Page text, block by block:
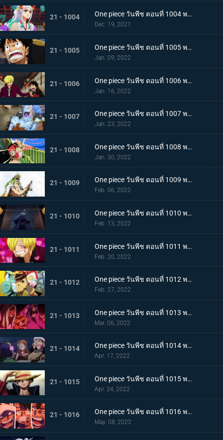
21 - 1004 One piece วันพีช ตอนที่ 1004 พากย์ไทย ท่าที่รับสืบทอดมา ระเบิดท่าเพลงดาบลับของโอเด้ง
Dec. 19, 2021
21 - 1005 One piece วันพีช ตอนที่ 1005 พากย์ไทย อานุภาพของอสูรน้ำแข็ง กระสุนภัยโรคระบาดแบบใหม่
Jan. 09, 2022
21 - 1006 One piece วันพีช ตอนที่ 1006 พากย์ไทย อภัยให้ไม่ได้! การตัดสินใจของช็อปเปอร์
Jan. 16, 2022
21 - 1007 One piece วันพีช ตอนที่ 1007 พากย์ไทย การไล่ล่าของโซโล! อสูรน้ำแข็ง in เกมไล่จับ
Jan. 23, 2022
21 - 1008 One piece วันพีช ตอนที่ 1008 พากย์ไทย นามิยอมจำนน ท่าเฮดบลัดของอุลติ
Jan. 30, 2022
21 - 1009 One piece วันพีช ตอนที่ 1009 พากย์ไทย ซาซากิรุกหนัก หน่วยรบหุ้มเกราะปะทะยามาโตะ
Feb. 06, 2022
21 - 1010 One piece วันพีช ตอนที่ 1010 พากย์ไทย ทลายอสูรน้ำแข็ง แผนเพลิงของช็อปเปอร์!
Feb. 13, 2022
21 - 1011 One piece วันพีช ตอนที่ 1011 พากย์ไทย ดีก็แย่แล้ว! แมงมุมล่อลวงซันจิ
Feb. 20, 2022
21 - 1012 One piece วันพีช ตอนที่ 1012 พากย์ไทย เดินหมากผิดเกม! เพลิงของนกอมตะมัลโก้
Feb. 27, 2022
21 - 1013 One piece วันพีช ตอนที่ 1013 พากย์ไทย อดีตของยาโมโตะ ชายผู้หมายหัว 4 จักรพรรดิ
Mar. 06, 2022
21 - 1014 One piece วันพีช ตอนที่ 1014 พากย์ไทย น้ำตาของมัลโก้! สายสัมพันธ์ของกลุ่มโจรสลัดหนวดขาว
Apr. 17, 2022
21 - 1015 One piece วันพีช ตอนที่ 1015 พากย์ไทย ลูฟี่หมวกฟาง ชายผู้ที่จะเป็นราชาโจรสลัด
Apr. 24, 2022
21 - 1016 One piece วันพีช ตอนที่ 1016 พากย์ไทย ศึกสัตว์ประหลาด! สามกัปตันต่างถือทิฐิ
May. 08, 2022